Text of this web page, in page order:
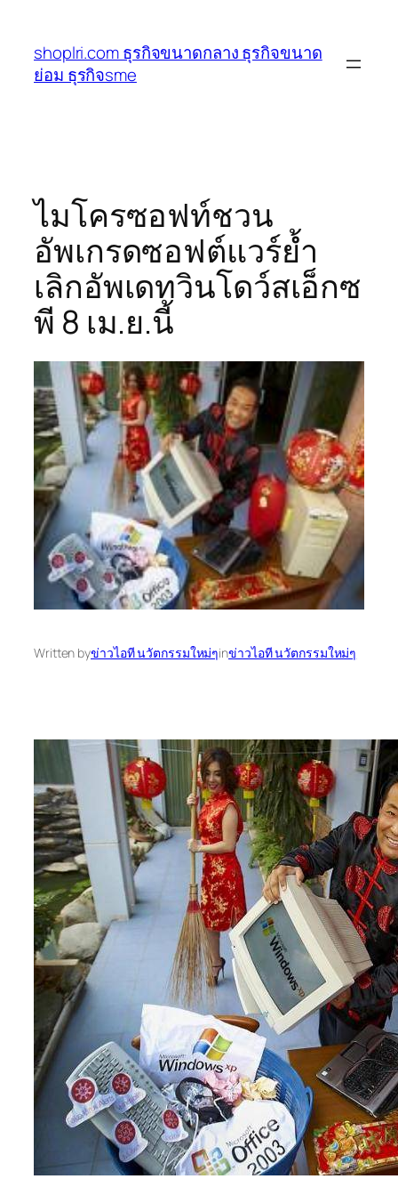
เนื้อหา
shoplri.com ธุรกิจขนาดกลาง ธุรกิจขนาด
ย่อม ธุรกิจsme
ไมโครซอฟท์ชวน
อัพเกรดซอฟต์แวร์ย้ำ
เลิกอัพเดทวินโดว์สเอ็กซ
พี 8 เม.ย.นี้
Written byข่าวไอที นวัตกรรมใหม่ๆinข่าวไอที นวัตกรรมใหม่ๆ